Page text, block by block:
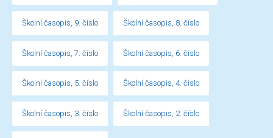
Školní časopis, 9. číslo Školní časopis, 8. číslo
Školní časopis, 7. číslo Školní časopis, 6. číslo
Školní časopis, 5. číslo Školní časopis, 4. číslo
Školní časopis, 3. číslo Školní časopis, 2. číslo